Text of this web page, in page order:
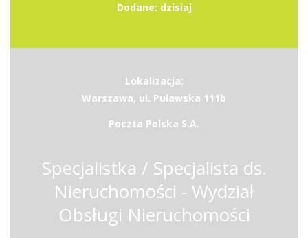
Dodane: dzisiaj
Lokalizacja:
Warszawa, ul. Puławska 111b
Poczta Polska S.A.
Specjalistka / Specjalista ds.
Nieruchomości - Wydział
Obsługi Nieruchomości